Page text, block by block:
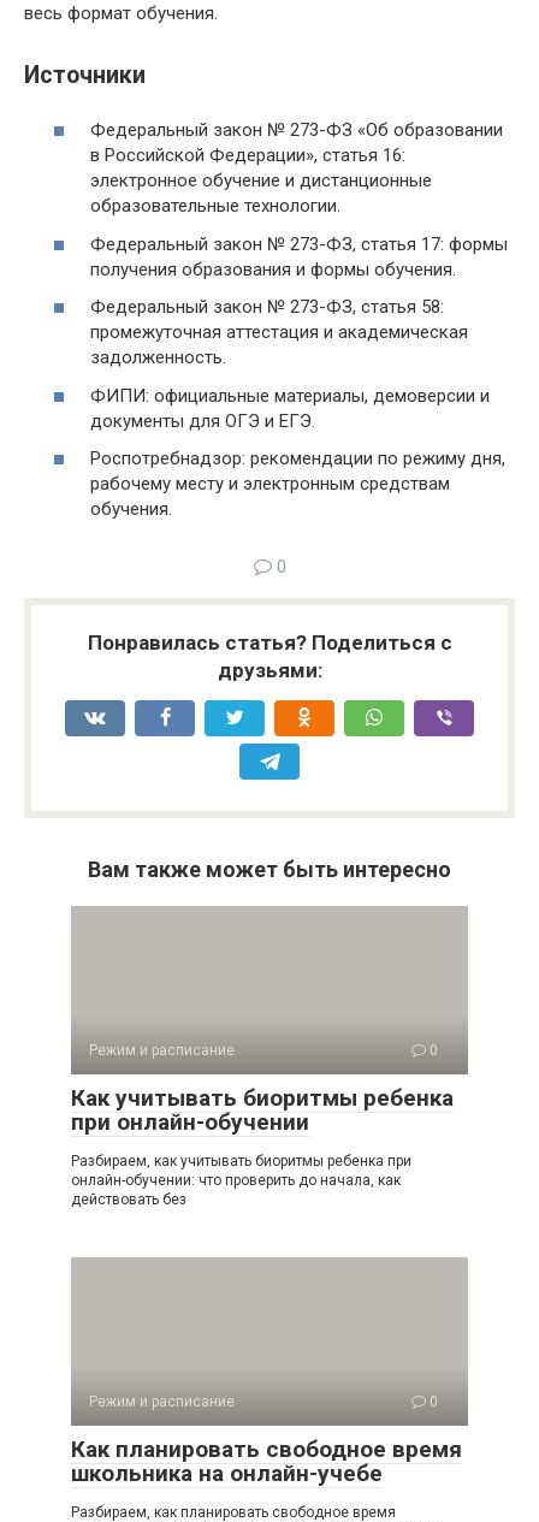
весь формат обучения.
Источники
Федеральный закон № 273-ФЗ «Об образовании
в Российской Федерации», статья 16:
электронное обучение и дистанционные
образовательные технологии.
Федеральный закон № 273-ФЗ, статья 17: формы
получения образования и формы обучения.
Федеральный закон № 273-ФЗ, статья 58:
промежуточная аттестация и академическая
задолженность.
ФИПИ: официальные материалы, демоверсии и
документы для ОГЭ и ЕГЭ.
Роспотребнадзор: рекомендации по режиму дня,
рабочему месту и электронным средствам
обучения.
0
Понравилась статья? Поделиться с
друзьями:
Вам также может быть интересно
Режим и расписание 0
Как учитывать биоритмы ребенка
при онлайн-обучении
Разбираем, как учитывать биоритмы ребенка при
онлайн-обучении: что проверить до начала, как
действовать без
Режим и расписание 0
Как планировать свободное время
школьника на онлайн-учебе
Разбираем, как планировать свободное время